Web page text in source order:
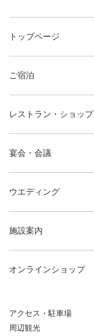
トップページ
ご宿泊
レストラン・ショップ
宴会・会議
ウエディング
施設案内
オンラインショップ
アクセス・駐車場
周辺観光